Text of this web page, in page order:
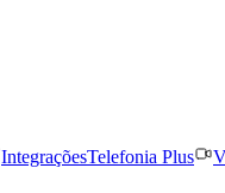
IntegraçõesTelefonia Plus